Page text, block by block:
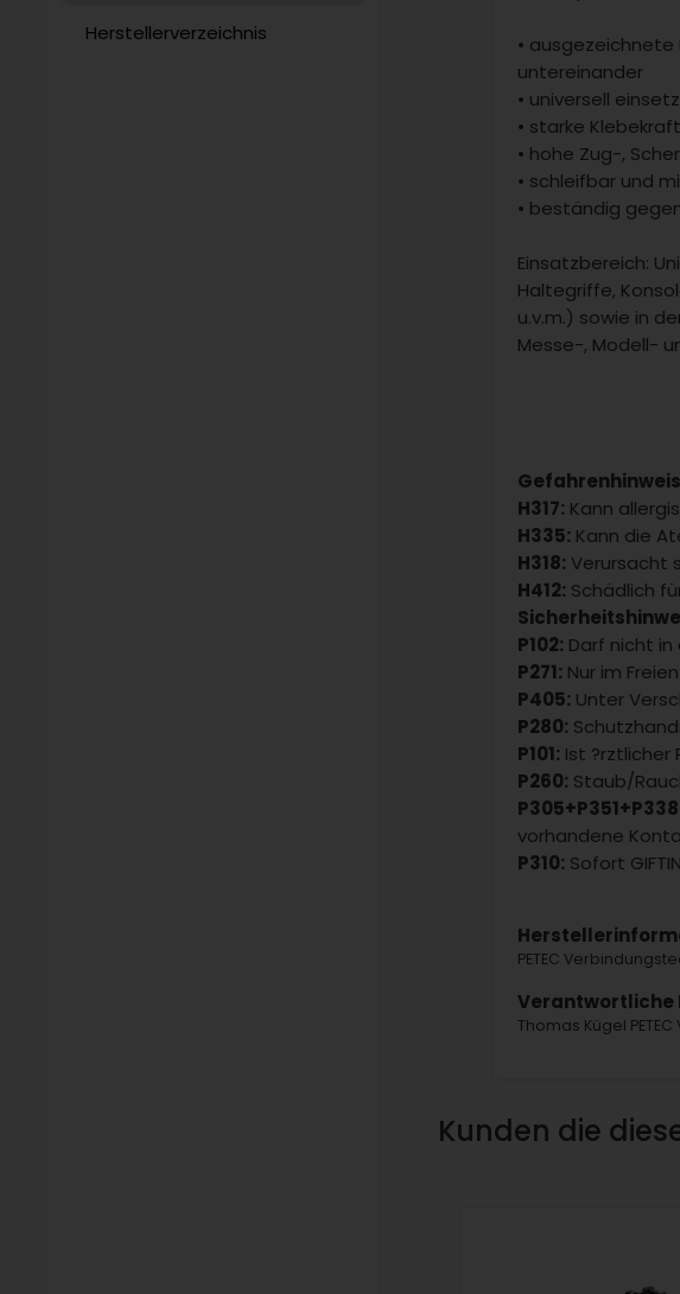
Herstellerverzeichnis
•
untereinander
• universell
• starke
• hohe Zug-,
• schleifbar und
• beständig
Einsatzbereich:
Haltegriffe,
u.v.m.) sowie in
Messe-, Modell-
H317: Kann
H335: Kann die
H318: Verursacht
H412: Schädlich
P102: Darf nicht in
P271: Nur im
P405: Unter
P280:
P101: Ist ?rztlicher
P260: Staub/
vorhandene
P310: Sofort
PETEC
Verantwortliche
Thomas Kügel
Kunden die